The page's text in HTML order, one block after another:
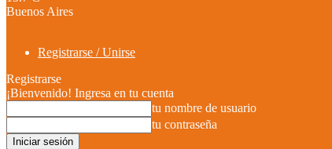
Buenos Aires
Registrarse / Unirse
Registrarse
¡Bienvenido! Ingresa en tu cuenta
tu nombre de usuario
tu contraseña